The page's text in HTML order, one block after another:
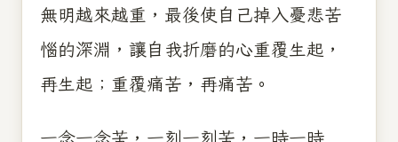
無明越來越重，最後使自己掉入憂悲苦
惱的深淵，讓自我折磨的心重覆生起，
再生起；重覆痛苦，再痛苦。